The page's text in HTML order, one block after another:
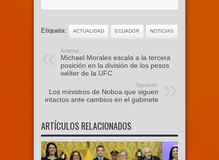
Etiqueta: ACTUALIDAD ECUADOR NOTICIAS
Anterior:
Michael Morales escala a la tercera
posición en la división de los pesos
wélter de la UFC
Siguiente:
Los ministros de Noboa que siguen
intactos ante cambios en el gabinete
ARTÍCULOS RELACIONADOS